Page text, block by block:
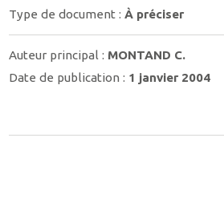
Type de document :À préciser
Auteur principal : MONTAND C.
Date de publication : 1 janvier 2004